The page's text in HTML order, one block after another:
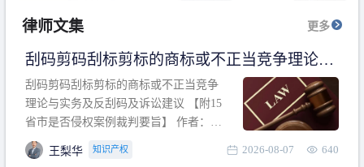
律师文集 更多
刮码剪码刮标剪标的商标或不正当竞争理论与
实务及反刮码及诉讼建议 【附15省市是否侵权
案例裁判要旨】
刮码剪码刮标剪标的商标或不正当竞争
理论与实务及反刮码及诉讼建议 【附15
省市是否侵权案例裁判要旨】 作者：浙
江杭知桥律师事务所 王梨华 周靖超 【导
读】 第一部分：刮码剪码刮标剪标的商
王梨华 知识产权 2026-08-07 640